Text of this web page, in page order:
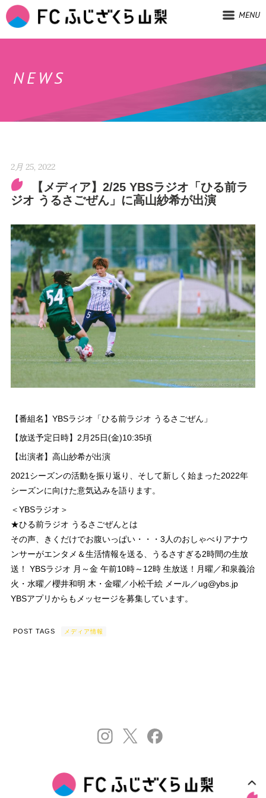
MENU
NEWS
2月 25, 2022
【メディア】2/25 YBSラジオ「ひる前ラ
ジオ うるさごぜん」に高山紗希が出演
【番組名】YBSラジオ「ひる前ラジオ うるさごぜん」
【放送予定日時】2月25日(金)10:35頃
【出演者】高山紗希が出演
2021シーズンの活動を振り返り、そして新しく始まった2022年
シーズンに向けた意気込みを語ります。
＜YBSラジオ＞
★ひる前ラジオ うるさごぜんとは
その声、きくだけでお腹いっぱい・・・3人のおしゃべりアナウ
ンサーがエンタメ＆生活情報を送る、うるさすぎる2時間の生放
送！ YBSラジオ 月～金 午前10時～12時 生放送！月曜／和泉義治
火・水曜／櫻井和明 木・金曜／小松千絵 メール／ug@ybs.jp
YBSアプリからもメッセージを募集しています。
POST TAGS メディア情報